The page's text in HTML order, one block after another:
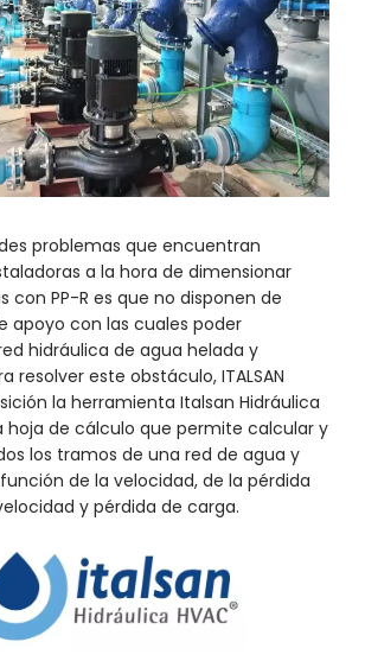
problemas que encuentran
a la hora de dimensionar
con PP-R es que no disponen de
apoyo con las cuales poder
hidráulica de agua helada y
resolver este obstáculo, ITALSAN
la herramienta Italsan Hidráulica
hoja de cálculo que permite calcular y
los tramos de una red de agua y
de la velocidad, de la pérdida
y pérdida de carga.